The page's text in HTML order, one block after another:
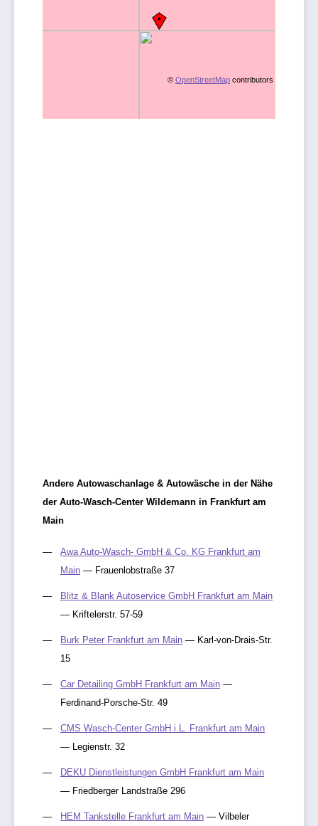
© OpenStreetMap contributors
Andere Autowaschanlage & Autowäsche in der Nähe
der Auto-Wasch-Center Wildemann in Frankfurt am
Main
Awa Auto-Wasch- GmbH & Co. KG Frankfurt am
Main — Frauenlobstraße 37
Blitz & Blank Autoservice GmbH Frankfurt am Main
— Kriftelerstr. 57-59
Burk Peter Frankfurt am Main — Karl-von-Drais-Str.
15
Car Detailing GmbH Frankfurt am Main —
Ferdinand-Porsche-Str. 49
CMS Wasch-Center GmbH i.L. Frankfurt am Main
— Legienstr. 32
DEKU Dienstleistungen GmbH Frankfurt am Main
— Friedberger Landstraße 296
HEM Tankstelle Frankfurt am Main — Vilbeler